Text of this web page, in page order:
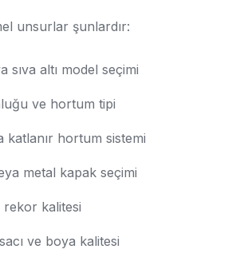
unsurlar şunlardır:
sıva altı model seçimi
ve hortum tipi
katlanır hortum sistemi
metal kapak seçimi
rekor kalitesi
ve boya kalitesi